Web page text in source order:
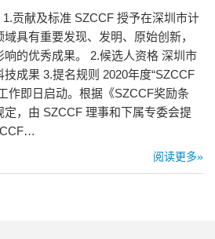
贡献及标准 SZCCF 授予在深圳市计
具有重要发现、发明、原始创新，
的优秀成果。 2.候选人资格 深圳市
成果 3.提名规则 2020年度“SZCCF
作即日启动。根据《SZCCF奖励条
，由 SZCCF 理事和下属专委会提
阅读更多»